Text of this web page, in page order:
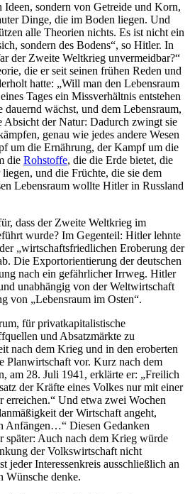
sondern von Getreide und Korn,
Dinge, die im Boden liegen. Und
alle Theorien nichts. Es ist nicht ein
sondern des Bodens“, so Hitler. In
der Zweite Weltkrieg unvermeidbar?“
die er seit seinen frühen Reden und
hatte: „Will man den Lebensraum
Tages ein Missverhältnis entstehen
wächst, und dem Lebensraum,
Absicht der Natur: Dadurch zwingt sie
genau wie jedes andere Wesen
um die Ernährung, der Kampf um die
die Rohstoffe, die die Erde bietet, die
und die Früchte, die sie dem
Lebensraum wollte Hitler in Russland
dass der Zweite Weltkrieg im
wurde? Im Gegenteil: Hitler lehnte
„wirtschaftsfriedlichen Eroberung der
Die Exportorientierung der deutschen
nach ein gefährlicher Irrweg. Hitler
unabhängig von der Weltwirtschaft
von „Lebensraum im Osten“.
für privatkapitalistische
und Absatzmärkte zu
nach dem Krieg und in den eroberten
Planwirtschaft vor. Kurz nach dem
am 28. Juli 1941, erklärte er: „Freilich
der Kräfte eines Volkes nur mit einer
erreichen.“ Und etwa zwei Wochen
der Wirtschaft angeht,
Anfängen…“ Diesen Gedanken
später: Auch nach dem Krieg würde
der Volkswirtschaft nicht
jeder Interessenkreis ausschließlich an
Wünsche denke.